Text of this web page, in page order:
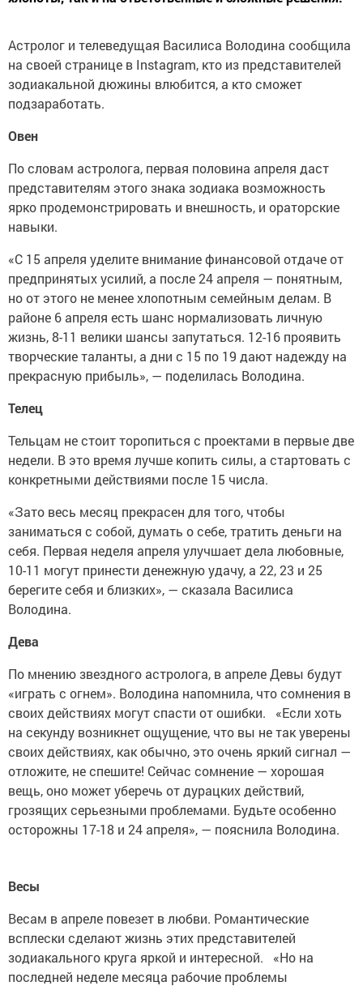
Астролог и телеведущая Василиса Володина сообщила
на своей странице в Instagram, кто из представителей
зодиакальной дюжины влюбится, а кто сможет
подзаработать.
Овен
По словам астролога, первая половина апреля даст
представителям этого знака зодиака возможность
ярко продемонстрировать и внешность, и ораторские
навыки.
«С 15 апреля уделите внимание финансовой отдаче от
предпринятых усилий, а после 24 апреля — понятным,
но от этого не менее хлопотным семейным делам. В
районе 6 апреля есть шанс нормализовать личную
жизнь, 8-11 велики шансы запутаться. 12-16 проявить
творческие таланты, а дни с 15 по 19 дают надежду на
прекрасную прибыль», — поделилась Володина.
Телец
Тельцам не стоит торопиться с проектами в первые две
недели. В это время лучше копить силы, а стартовать с
конкретными действиями после 15 числа.
«Зато весь месяц прекрасен для того, чтобы
заниматься с собой, думать о себе, тратить деньги на
себя. Первая неделя апреля улучшает дела любовные,
10-11 могут принести денежную удачу, а 22, 23 и 25
берегите себя и близких», — сказала Василиса
Володина.
Дева
По мнению звездного астролога, в апреле Девы будут
«играть с огнем». Володина напомнила, что сомнения в
своих действиях могут спасти от ошибки. «Если хоть
на секунду возникнет ощущение, что вы не так уверены
своих действиях, как обычно, это очень яркий сигнал —
отложите, не спешите! Сейчас сомнение — хорошая
вещь, оно может уберечь от дурацких действий,
грозящих серьезными проблемами. Будьте особенно
осторожны 17-18 и 24 апреля», — пояснила Володина.
Весы
Весам в апреле повезет в любви. Романтические
всплески сделают жизнь этих представителей
зодиакального круга яркой и интересной. «Но на
последней неделе месяца рабочие проблемы